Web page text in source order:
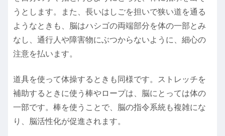
うとします。また、長いはしごを担いで狭い道を通る
ようなときも、脳はハシゴの両端部分を体の一部とみ
なし、通行人や障害物にぶつからないように、細心の
注意を払います。
道具を使って体操するときも同様です。ストレッチを
補助するときに使う棒やロープは、脳にとっては体の
一部です。棒を使うことで、脳の指令系統も複雑にな
り、脳活性化が促進されます。